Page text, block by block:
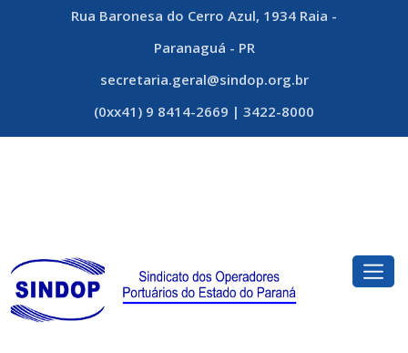
Rua Baronesa do Cerro Azul, 1934 Raia -
Paranaguá - PR
secretaria.geral@sindop.org.br
(0xx41) 9 8414-2669 | 3422-8000